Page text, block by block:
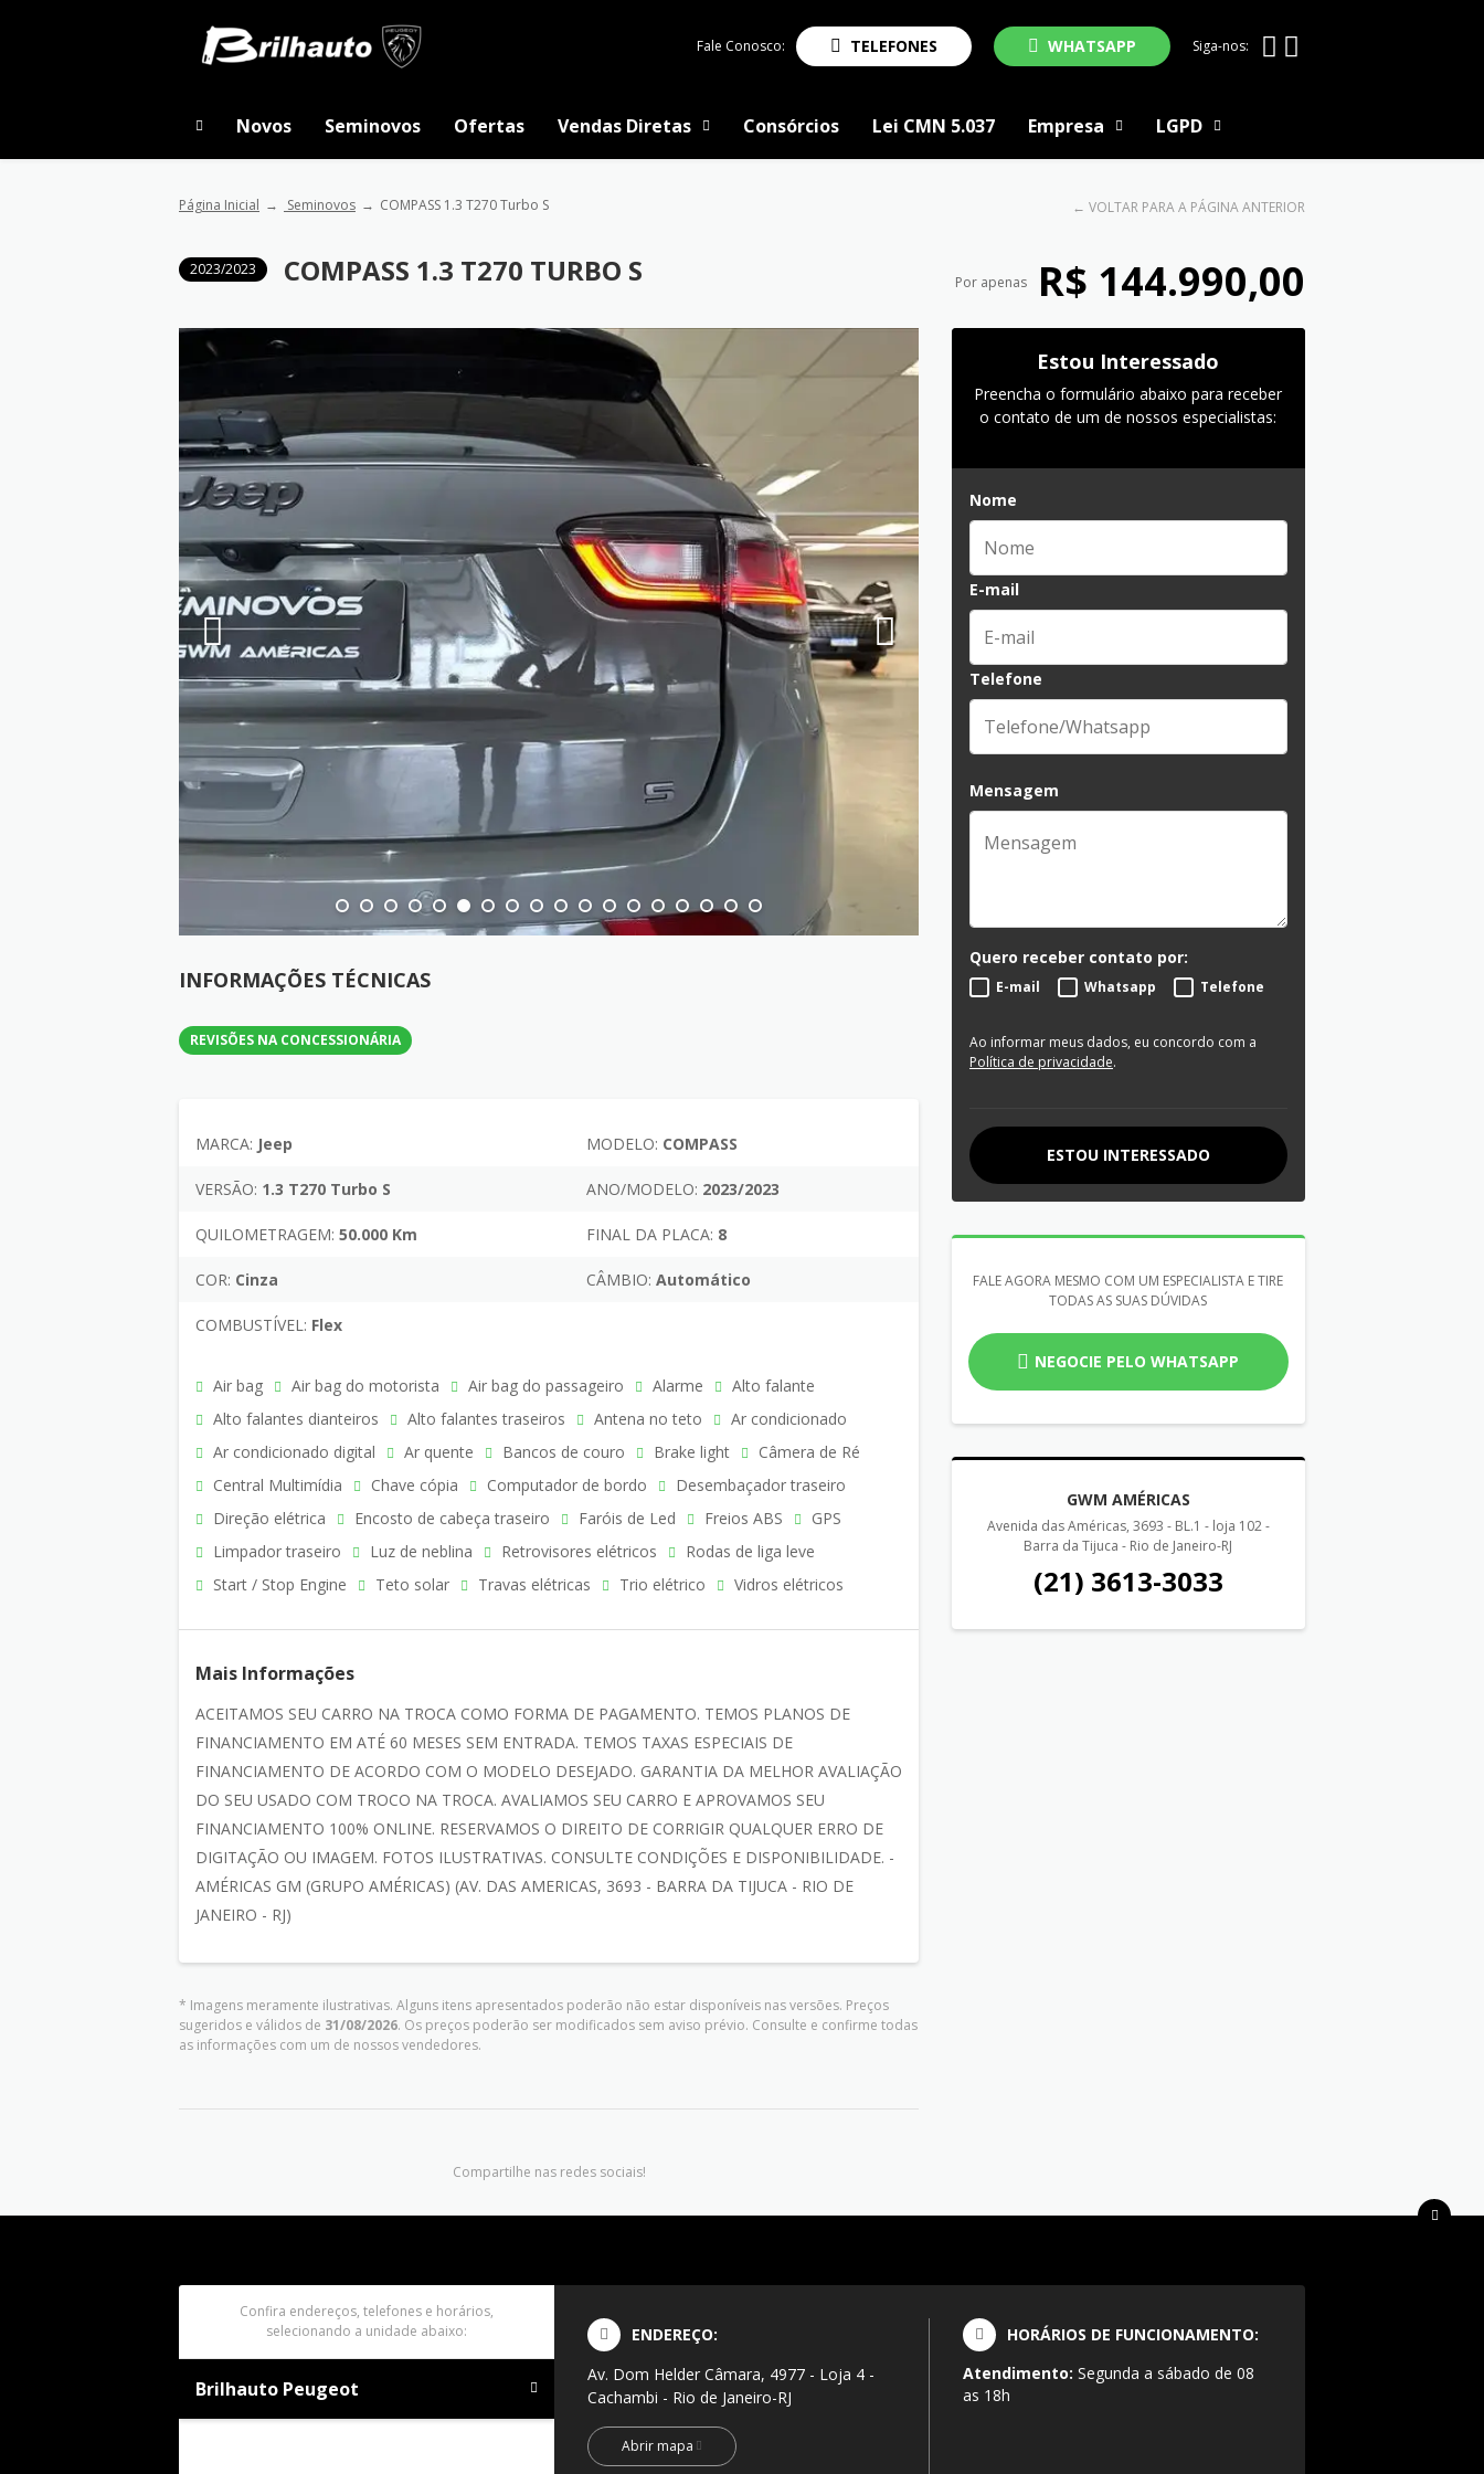
Fale Conosco: TELEFONES WHATSAPP Siga-nos:
Novos Seminovos Ofertas Vendas Diretas Consórcios Lei CMN 5.037 Empresa LGPD
Página Inicial Seminovos COMPASS 1.3 T270 Turbo S ← VOLTAR PARA A PÁGINA ANTERIOR
2023/2023 COMPASS 1.3 T270 TURBO S Por apenas R$ 144.990,00
INFORMAÇÕES TÉCNICAS
REVISÕES NA CONCESSIONÁRIA
MARCA: Jeep MODELO: COMPASS
VERSÃO: 1.3 T270 Turbo S ANO/MODELO: 2023/2023
QUILOMETRAGEM: 50.000 Km FINAL DA PLACA: 8
COR: Cinza CÂMBIO: Automático
COMBUSTÍVEL: Flex
Air bag Air bag do motorista Air bag do passageiro Alarme
Alto falante
Alto falantes dianteiros
Alto falantes traseiros Antena no teto
Ar condicionado
Ar condicionado digital
Ar quente Bancos de couro Brake light
Câmera de Ré
Central Multimídia
Chave cópia Computador de bordo
Desembaçador traseiro
Direção elétrica
Encosto de cabeça traseiro Faróis de Led Freios ABS
GPS
Limpador traseiro
Luz de neblina Retrovisores elétricos
Rodas de liga leve
Start / Stop Engine
Teto solar Travas elétricas Trio elétrico Vidros elétricos
Mais Informações
ACEITAMOS SEU CARRO NA TROCA COMO FORMA DE PAGAMENTO. TEMOS PLANOS DE
FINANCIAMENTO EM ATÉ 60 MESES SEM ENTRADA. TEMOS TAXAS ESPECIAIS DE
FINANCIAMENTO DE ACORDO COM O MODELO DESEJADO. GARANTIA DA MELHOR AVALIAÇÃO
DO SEU USADO COM TROCO NA TROCA. AVALIAMOS SEU CARRO E APROVAMOS SEU
FINANCIAMENTO 100% ONLINE. RESERVAMOS O DIREITO DE CORRIGIR QUALQUER ERRO DE
DIGITAÇÃO OU IMAGEM. FOTOS ILUSTRATIVAS. CONSULTE CONDIÇÕES E DISPONIBILIDADE. -
AMÉRICAS GM (GRUPO AMÉRICAS) (AV. DAS AMERICAS, 3693 - BARRA DA TIJUCA - RIO DE
JANEIRO - RJ)
* Imagens meramente ilustrativas. Alguns itens apresentados poderão não estar disponíveis nas versões. Preços
sugeridos e válidos de 31/08/2026. Os preços poderão ser modificados sem aviso prévio. Consulte e confirme todas
as informações com um de nossos vendedores.
Compartilhe nas redes sociais!
Estou Interessado
Preencha o formulário abaixo para receber
o contato de um de nossos especialistas:
Nome
E-mail
Telefone
Mensagem
Quero receber contato por:
E-mail Whatsapp Telefone
Ao informar meus dados, eu concordo com a
Política de privacidade.
ESTOU INTERESSADO
FALE AGORA MESMO COM UM ESPECIALISTA E TIRE
TODAS AS SUAS DÚVIDAS
NEGOCIE PELO WHATSAPP
GWM AMÉRICAS
Avenida das Américas, 3693 - BL.1 - loja 102 -
Barra da Tijuca - Rio de Janeiro-RJ
(21) 3613-3033
Confira endereços, telefones e horários,
selecionando a unidade abaixo:
Brilhauto Peugeot
ENDEREÇO:
Av. Dom Helder Câmara, 4977 - Loja 4 -
Cachambi - Rio de Janeiro-RJ
Abrir mapa
HORÁRIOS DE FUNCIONAMENTO:
Atendimento: Segunda a sábado de 08
as 18h